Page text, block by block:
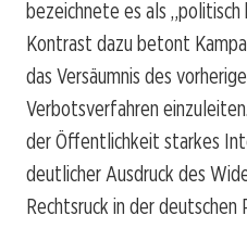
bezeichnete es als
Kontrast dazu betont
das Versäumnis des
Verbotsverfahren
der Öffentlichkeit starkes
deutlicher Ausdruck des
Rechtsruck in der deutschen